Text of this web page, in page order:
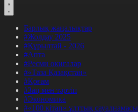
Барлық жаңалықтар
#Жолдау 2025
#Құрылтай - 2026
#Апта
#Ресми оқиғалар
#«Таза Қазақстан»
#Қоғам
#Заң мен тәртіп
#Экономика
#«100 кітап» ұлттық сауалнамасы